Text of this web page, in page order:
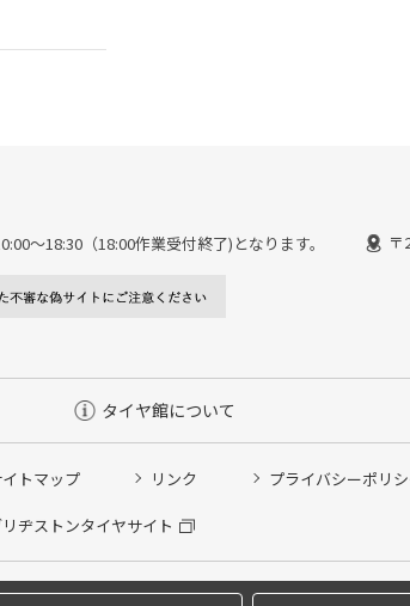
～18:30（18:00作業受付終了)となります。
タイヤ館について
トマップ リンク プライバシーポリ
ヂストンタイヤサイト
イヤ履き替え/オイル交換/その他ピット作業の予約
イヤ履き替え※タイヤ履き替えを希望のクローク契約会
番待ち予約 ※クローク契約会員の方はご利用いただけま